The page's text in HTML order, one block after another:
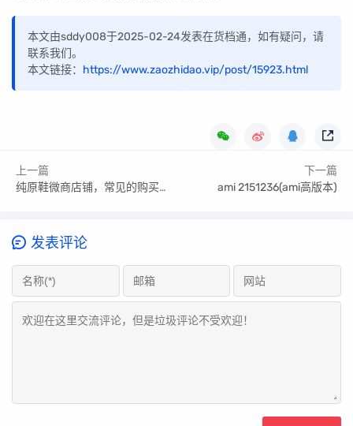
本文由sddy008于2025-02-24发表在货档通，如有疑问，请
联系我们。
本文链接： https://www.zaozhidao.vip/post/15923.html
上一篇
纯原鞋微商店铺，常见的购买渠道收藏
下一篇
ami 2151236(ami高版本)
发表评论